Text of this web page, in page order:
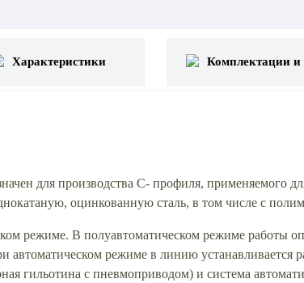
Характеристики Комплектации и
для производства С- профиля, применяемого
оцинкованную сталь, в том числе с
режиме. В полуавтоматическом режиме работы
режиме в линию устанавливается
гильотина с пневмоприводом) и система